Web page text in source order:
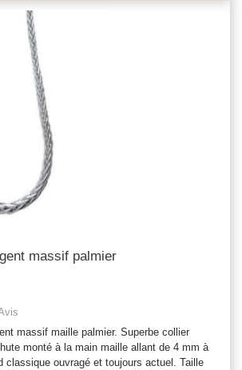
massif palmier
massif maille palmier. Superbe collier
monté à la main maille allant de 4 mm à
classique ouvragé et toujours actuel. Taille